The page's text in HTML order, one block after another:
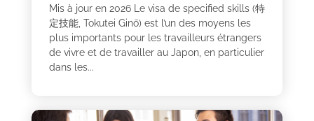
Mis à jour en 2026 Le visa de specified skills (特
定技能, Tokutei Ginō) est l’un des moyens les
plus importants pour les travailleurs étrangers
de vivre et de travailler au Japon, en particulier
dans les...